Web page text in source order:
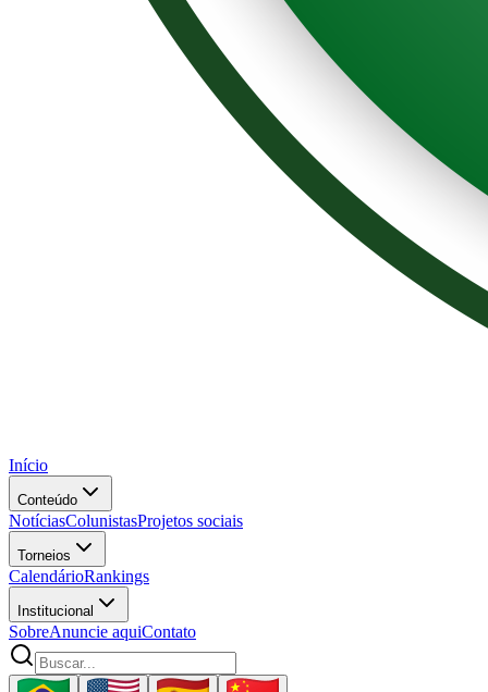
Início
Conteúdo
NotíciasColunistasProjetos sociais
Torneios
CalendárioRankings
Institucional
SobreAnuncie aquiContato